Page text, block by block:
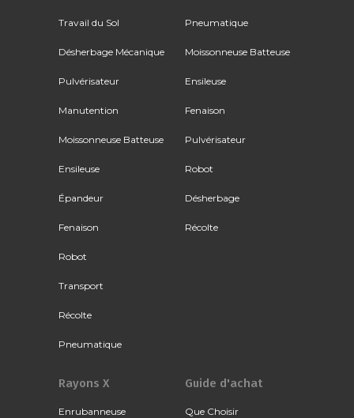
Travail du Sol
Désherbage Mécanique
Pulvérisateur
Manutention
Moissonneuse Batteuse
Ensileuse
Épandeur
Fenaison
Robot
Transport
Récolte
Pneumatique
Pneumatique
Moissonneuse Batteuse
Ensileuse
Fenaison
Pulvérisateur
Robot
Désherbage
Récolte
Rayons X
Enrubanneuse
Guide d'achat
Que Choisir